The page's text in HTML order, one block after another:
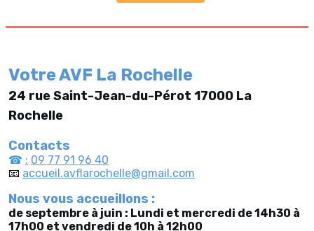
Votre AVF La Rochelle
24 rue Saint-Jean-du-Pérot 17000 La
Rochelle
Contacts
☎ : 09 77 91 96 40
📧 accueil.avflarochelle@gmail.com
Nous vous accueillons :
de septembre à juin : Lundi et mercredi de 14h30 à
17h00 et vendredi de 10h à 12h00